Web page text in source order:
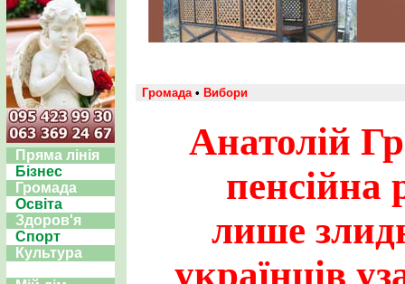
Пряма лінія
Бізнес
Громада
Освіта
Здоров'я
Спорт
Культура
Громада• Вибори
Анатолій
пенсійна
лише
українців